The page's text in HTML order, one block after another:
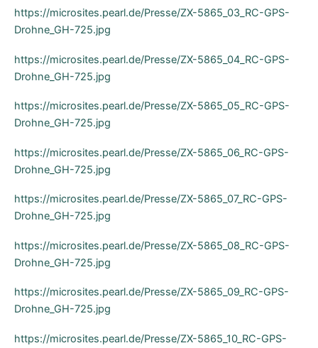
https://microsites.pearl.de/Presse/ZX-5865_03_RC-GPS-
Drohne_GH-725.jpg
https://microsites.pearl.de/Presse/ZX-5865_04_RC-GPS-
Drohne_GH-725.jpg
https://microsites.pearl.de/Presse/ZX-5865_05_RC-GPS-
Drohne_GH-725.jpg
https://microsites.pearl.de/Presse/ZX-5865_06_RC-GPS-
Drohne_GH-725.jpg
https://microsites.pearl.de/Presse/ZX-5865_07_RC-GPS-
Drohne_GH-725.jpg
https://microsites.pearl.de/Presse/ZX-5865_08_RC-GPS-
Drohne_GH-725.jpg
https://microsites.pearl.de/Presse/ZX-5865_09_RC-GPS-
Drohne_GH-725.jpg
https://microsites.pearl.de/Presse/ZX-5865_10_RC-GPS-